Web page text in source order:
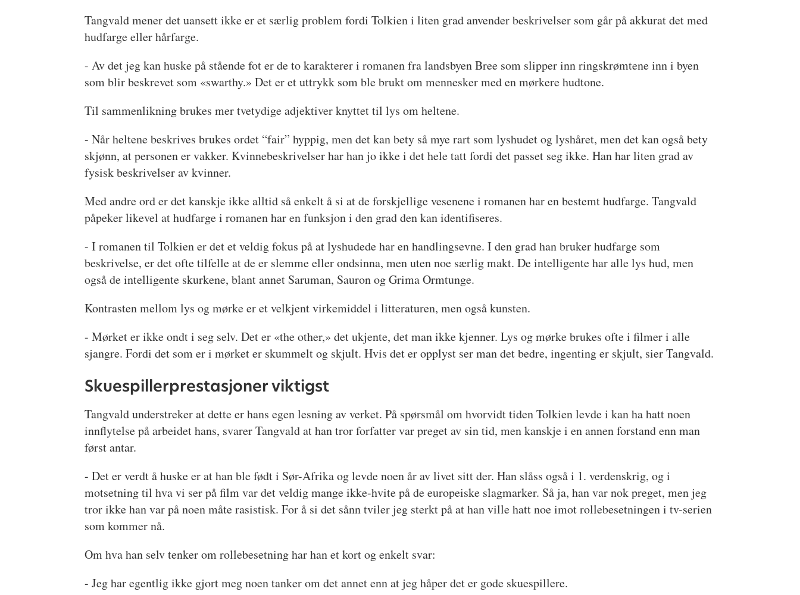
Tangvald mener det uansett ikke er et særlig problem fordi Tolkien i liten grad anvender beskrivelser som går på akkurat det med
hudfarge eller hårfarge.
- Av det jeg kan huske på stående fot er de to karakterer i romanen fra landsbyen Bree som slipper inn ringskrømtene inn i byen
som blir beskrevet som «swarthy.» Det er et uttrykk som ble brukt om mennesker med en mørkere hudtone.
Til sammenlikning brukes mer tvetydige adjektiver knyttet til lys om heltene.
- Når heltene beskrives brukes ordet “fair” hyppig, men det kan bety så mye rart som lyshudet og lyshåret, men det kan også bety
skjønn, at personen er vakker. Kvinnebeskrivelser har han jo ikke i det hele tatt fordi det passet seg ikke. Han har liten grad av
fysisk beskrivelser av kvinner.
Med andre ord er det kanskje ikke alltid så enkelt å si at de forskjellige vesenene i romanen har en bestemt hudfarge. Tangvald
påpeker likevel at hudfarge i romanen har en funksjon i den grad den kan identifiseres.
- I romanen til Tolkien er det et veldig fokus på at lyshudede har en handlingsevne. I den grad han bruker hudfarge som
beskrivelse, er det ofte tilfelle at de er slemme eller ondsinna, men uten noe særlig makt. De intelligente har alle lys hud, men
også de intelligente skurkene, blant annet Saruman, Sauron og Grima Ormtunge.
Kontrasten mellom lys og mørke er et velkjent virkemiddel i litteraturen, men også kunsten.
- Mørket er ikke ondt i seg selv. Det er «the other,» det ukjente, det man ikke kjenner. Lys og mørke brukes ofte i filmer i alle
sjangre. Fordi det som er i mørket er skummelt og skjult. Hvis det er opplyst ser man det bedre, ingenting er skjult, sier Tangvald.
Skuespillerprestasjoner viktigst
Tangvald understreker at dette er hans egen lesning av verket. På spørsmål om hvorvidt tiden Tolkien levde i kan ha hatt noen
innflytelse på arbeidet hans, svarer Tangvald at han tror forfatter var preget av sin tid, men kanskje i en annen forstand enn man
først antar.
- Det er verdt å huske er at han ble født i Sør-Afrika og levde noen år av livet sitt der. Han slåss også i 1. verdenskrig, og i
motsetning til hva vi ser på film var det veldig mange ikke-hvite på de europeiske slagmarker. Så ja, han var nok preget, men jeg
tror ikke han var på noen måte rasistisk. For å si det sånn tviler jeg sterkt på at han ville hatt noe imot rollebesetningen i tv-serien
som kommer nå.
Om hva han selv tenker om rollebesetning har han et kort og enkelt svar:
- Jeg har egentlig ikke gjort meg noen tanker om det annet enn at jeg håper det er gode skuespillere.